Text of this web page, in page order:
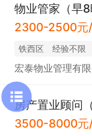
物业管家（早8
2300-2500元/
铁西区 经验不限
宏泰物业管理有
房产置业顾问
3500-8000元